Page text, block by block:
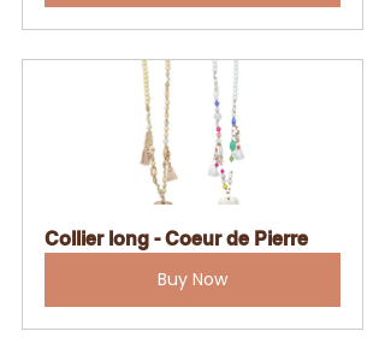
Collier long - Coeur de Pierre
Buy Now